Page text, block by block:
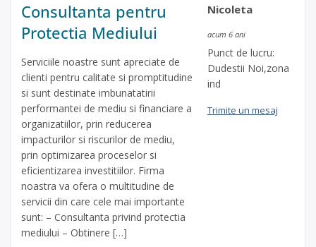
Consultanta pentru
Protectia Mediului
Serviciile noastre sunt apreciate de
clienti pentru calitate si promptitudine
si sunt destinate imbunatatirii
performantei de mediu si financiare a
organizatiilor, prin reducerea
impacturilor si riscurilor de mediu,
prin optimizarea proceselor si
eficientizarea investitiilor. Firma
noastra va ofera o multitudine de
servicii din care cele mai importante
sunt: – Consultanta privind protectia
mediului – Obtinere […]
Nicoleta
acum 6 ani
Punct de lucru:
Dudestii Noi,zona
ind
Trimite un mesaj